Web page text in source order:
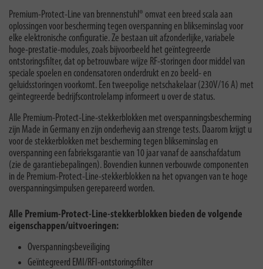
Premium-Protect-Line van brennenstuhl® omvat een breed scala aan
oplossingen voor bescherming tegen overspanning en blikseminslag voor
elke elektronische configuratie. Ze bestaan uit afzonderlijke, variabele
hoge-prestatie-modules, zoals bijvoorbeeld het geïntegreerde
ontstoringsfilter, dat op betrouwbare wijze RF-storingen door middel van
speciale spoelen en condensatoren onderdrukt en zo beeld- en
geluidsstoringen voorkomt. Een tweepolige netschakelaar (230V/16 A) met
geïntegreerde bedrijfscontrolelamp informeert u over de status.
Alle Premium-Protect-Line-stekkerblokken met overspanningsbescherming
zijn Made in Germany en zijn onderhevig aan strenge tests. Daarom krijgt u
voor de stekkerblokken met bescherming tegen blikseminslag en
overspanning een fabrieksgarantie van 10 jaar vanaf de aanschafdatum
(zie de garantiebepalingen). Bovendien kunnen verbouwde componenten
in de Premium-Protect-Line-stekkerblokken na het opvangen van te hoge
overspanningsimpulsen gerepareerd worden.
Alle Premium-Protect-Line-stekkerblokken bieden de volgende
eigenschappen/uitvoeringen:
Overspanningsbeveiliging
Geïntegreerd EMI/RFI-ontstoringsfilter